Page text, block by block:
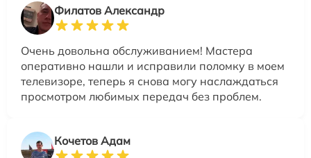
Филатов Александр
Очень довольна обслуживанием! Мастера
оперативно нашли и исправили поломку в моем
телевизоре, теперь я снова могу наслаждаться
просмотром любимых передач без проблем.
Кочетов Адам